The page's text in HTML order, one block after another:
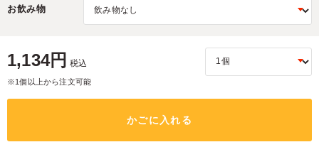
お飲み物
1,134円 税込
※1個以上から注文可能
かごに入れる